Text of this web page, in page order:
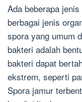
Ada beberapa
berbagai jenis
spora yang umum
bakteri adalah
bakteri dapat
ekstrem, seperti
Spora jamur